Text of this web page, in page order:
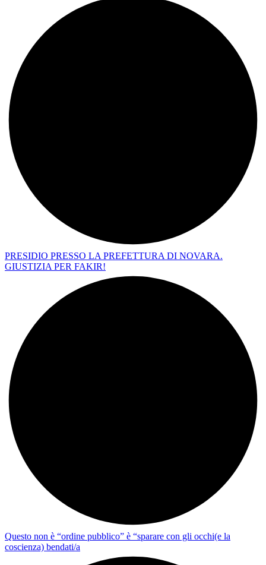
PRESIDIO PRESSO LA PREFETTURA DI NOVARA.
GIUSTIZIA PER FAKIR!
Questo non è “ordine pubblico” è “sparare con gli occhi(e la
coscienza) bendati/a